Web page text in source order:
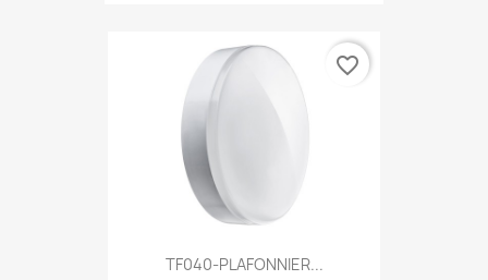
TF040-PLAFONNIER...
favorite_border